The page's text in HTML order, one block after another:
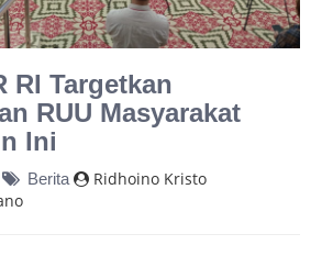
RI Targetkan
RUU Masyarakat
Ini
Berita
Ridhoino Kristo